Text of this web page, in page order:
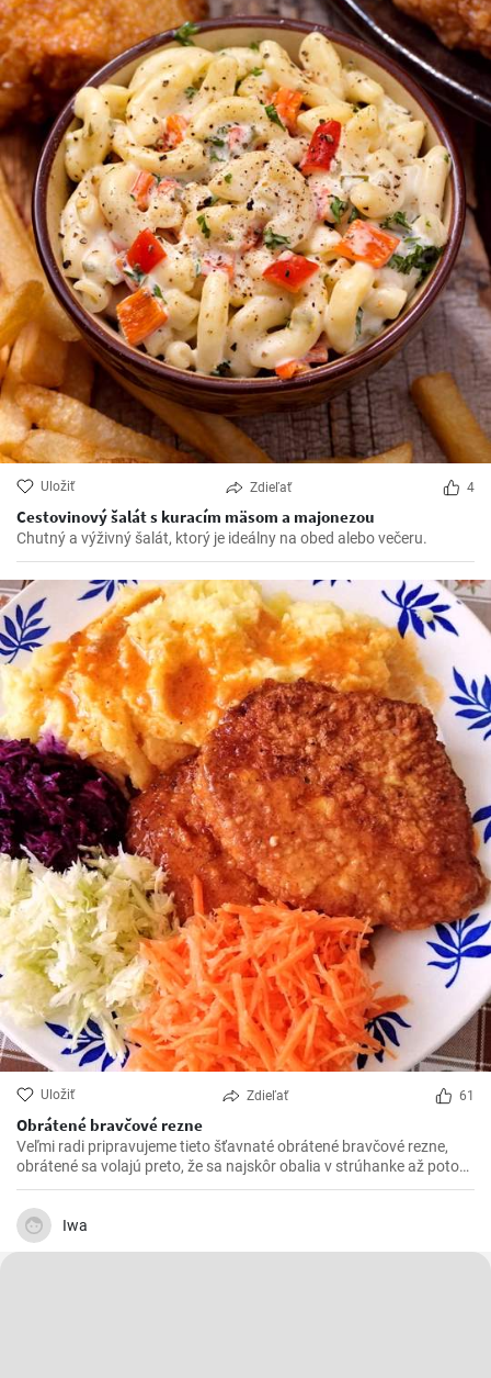
Uložiť Zdieľať 4
Cestovinový šalát s kuracím mäsom a majonezou
Chutný a výživný šalát, ktorý je ideálny na obed alebo večeru.
Uložiť Zdieľať 61
Obrátené bravčové rezne
Veľmi radi pripravujeme tieto šťavnaté obrátené bravčové rezne,
obrátené sa volajú preto, že sa najskôr obalia v strúhanke až potom
vo vajíčku. Sú krásne jemné a veľmi šťavnaté. V kombinácii s
čerstvou zeleninou sú výborné.
Iwa